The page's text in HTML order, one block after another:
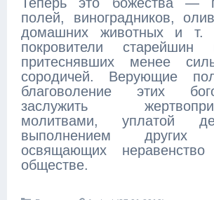
полей, виноградников,
домашних животных и
покровители
притеснявших менее
сородичей. Верующие
благоволение этих
заслужить
молитвами, уплатой
выполнением других
освящающих
обществе.